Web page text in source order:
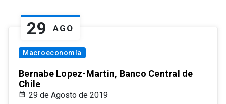
29 AGO
Macroeconomía
Bernabe Lopez-Martin, Banco Central de
Chile
29 de Agosto de 2019